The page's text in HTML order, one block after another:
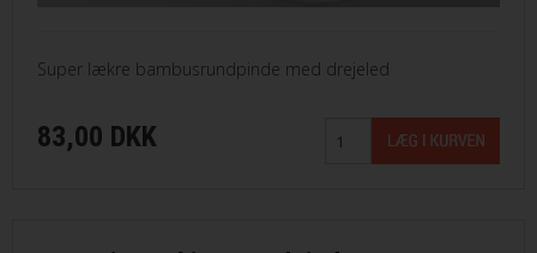
Super lækre bambusrundpinde med drejeled
83,00 DKK